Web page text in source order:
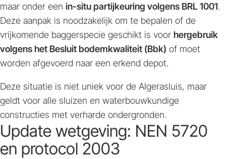
maar onder een in-situ partijkeuring volgens BRL 1001.
Deze aanpak is noodzakelijk om te bepalen of de
vrijkomende baggerspecie geschikt is voor hergebruik
volgens het Besluit bodemkwaliteit (Bbk) of moet
worden afgevoerd naar een erkend depot.
Deze situatie is niet uniek voor de Algerasluis, maar
geldt voor alle sluizen en waterbouwkundige
constructies met verharde ondergronden.
Update wetgeving: NEN 5720
en protocol 2003